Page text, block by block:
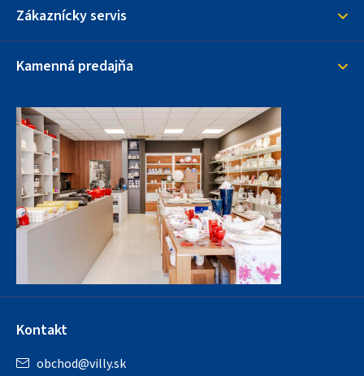
Zákaznícky servis
Kamenná predajňa
Kontakt
obchod@villy.sk